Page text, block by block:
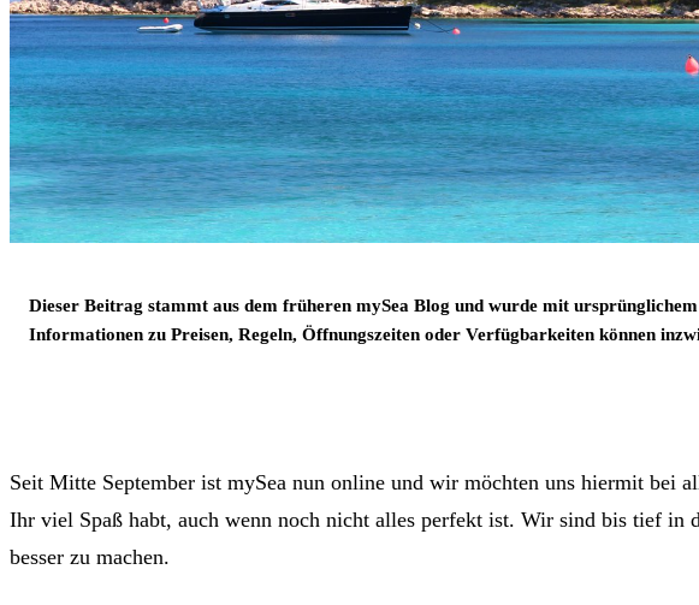
Dieser Beitrag stammt aus dem früheren mySea Blog und wurde mit
Informationen zu Preisen, Regeln, Öffnungszeiten oder Verfügbarkeiten können
Seit Mitte September ist mySea nun online und wir möchten uns hiermit bei
Ihr viel Spaß habt, auch wenn noch nicht alles perfekt ist. Wir sind bis tief in
besser zu machen.